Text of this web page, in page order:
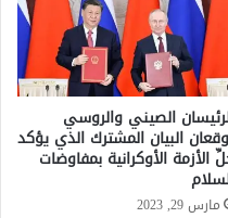
الصيني والروسي
البيان المشترك الذي يؤكد
الأزمة الأوكرانية بمفاوضات
مارس 29, 2023